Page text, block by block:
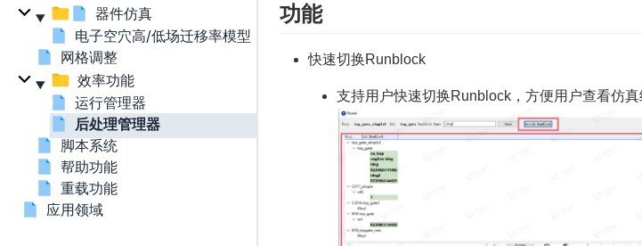
器件仿真
电子空穴高/低场迁移率模型（Low/High-Field Mobility Models）
网格调整
效率功能
运行管理器
后处理管理器
脚本系统
帮助功能
重载功能
应用领域
功能
快速切换Runblock
支持用户快速切换Runblock，方便用户查看仿真